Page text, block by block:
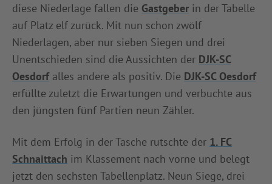
diese Niederlage fallen die Gastgeber in der Tabelle
auf Platz elf zurück. Mit nun schon zwölf
Niederlagen, aber nur sieben Siegen und drei
Unentschieden sind die Aussichten der DJK-SC
Oesdorfalles andere als positiv. Die DJK-SC Oesdorf
erfüllte zuletzt die Erwartungen und verbuchte aus
den jüngsten fünf Partien neun Zähler.
Mit dem Erfolg in der Tasche rutschte der 1. FC
Schnaittach im Klassement nach vorne und belegt
jetzt den sechsten Tabellenplatz. Neun Siege, drei